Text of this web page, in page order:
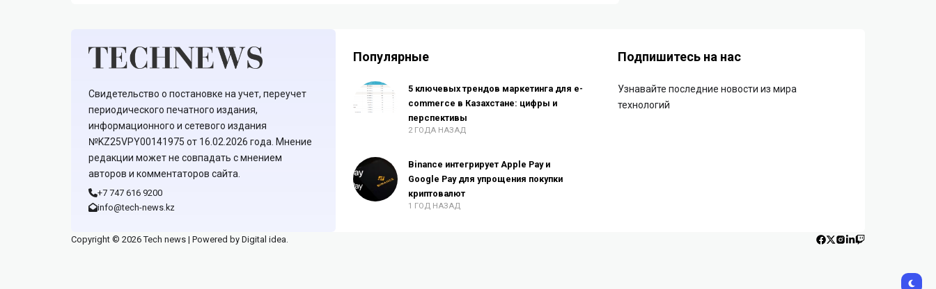
Свидетельство о постановке на учет, переучет
периодического печатного издания,
информационного и сетевого издания
№KZ25VPY00141975 от 16.02.2026 года. Мнение
редакции может не совпадать с мнением
авторов и комментаторов сайта.
+7 747 616 9200
info@tech-news.kz
Популярные
5 ключевых трендов маркетинга для e-
commerce в Казахстане: цифры и
перспективы
2 ГОДА НАЗАД
Binance интегрирует Apple Pay и
Google Pay для упрощения покупки
криптовалют
1 ГОД НАЗАД
Подпишитесь на нас
Узнавайте последние новости из мира
технологий
Copyright © 2026 Tech news | Powered by Digital idea.